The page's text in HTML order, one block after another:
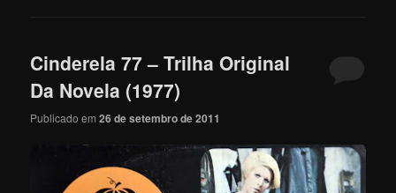
Cinderela 77 – Trilha Original
Da Novela (1977)
Publicado em26 de setembro de 2011